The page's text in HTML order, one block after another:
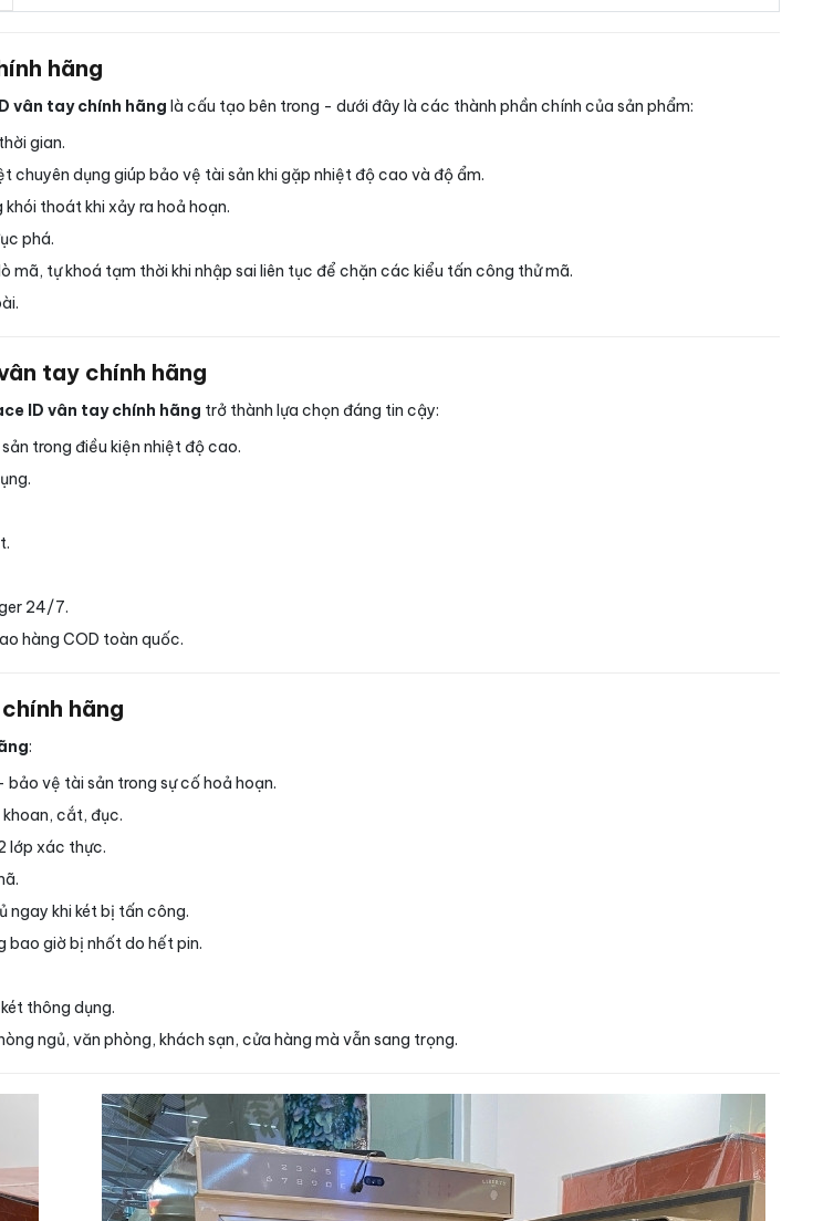
hãng
vân tay chính hãng là cấu tạo bên trong - dưới đây là các thành phần chính của sản phẩm:
gian.
chuyên dụng giúp bảo vệ tài sản khi gặp nhiệt độ cao và độ ẩm.
thoát khi xảy ra hoả hoạn.
phá.
tự khoá tạm thời khi nhập sai liên tục để chặn các kiểu tấn công thử mã.
tay chính hãng
ID vân tay chính hãng trở thành lựa chọn đáng tin cậy:
trong điều kiện nhiệt độ cao.
24/7.
hàng COD toàn quốc.
hãng
:
vệ tài sản trong sự cố hoả hoạn.
cắt, đục.
lớp xác thực.
khi két bị tấn công.
bao giờ bị nhốt do hết pin.
thông dụng.
ngủ, văn phòng, khách sạn, cửa hàng mà vẫn sang trọng.